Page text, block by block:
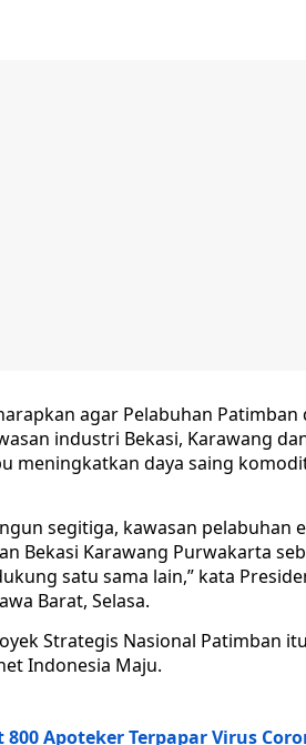
agar Pelabuhan
industri Bekasi, Karawang
meningkatkan daya saing
segitiga, kawasan pelabuhan
Bekasi Karawang Purwakarta
satu sama lain,” kata
Barat, Selasa.
Strategis Nasional Patimban
Indonesia Maju.
Apoteker Terpapar Virus